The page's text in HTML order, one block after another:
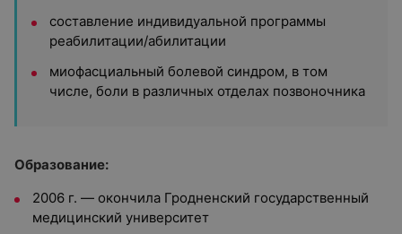
составление индивидуальной программы
реабилитации/абилитации
миофасциальный болевой синдром, в том
числе, боли в различных отделах позвоночника
Образование:
2006 г. — окончила Гродненский государственный
медицинский университет